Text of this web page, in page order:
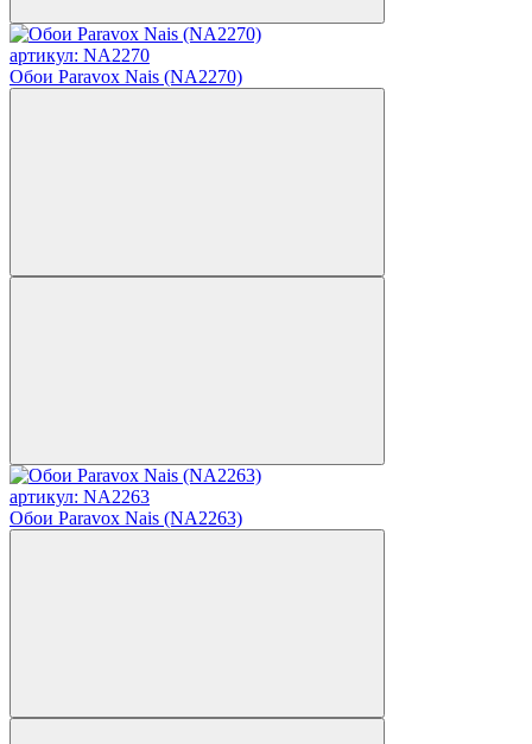
артикул: NA2270
Обои Paravox Nais (NA2270)
артикул: NA2263
Обои Paravox Nais (NA2263)